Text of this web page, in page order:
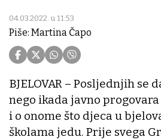
04.03.2022. u 11:53
Piše: Martina Čapo
BJELOVAR – Posljednjih se
nego ikada javno
i o onome što djeca u
školama jedu. Prije svega